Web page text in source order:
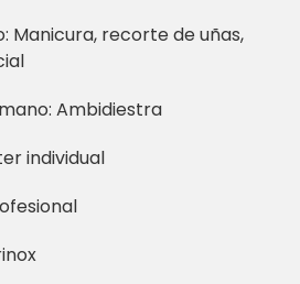
Manicura, recorte de uñas,
Ambidiestra
individual